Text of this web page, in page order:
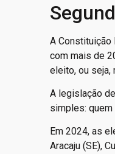
A Constituição
com mais de
eleito, ou
A legislação
simples:
Em 2024, as
Aracaju (SE),